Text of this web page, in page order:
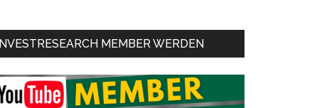
INVESTRESEARCH MEMBER WERDEN